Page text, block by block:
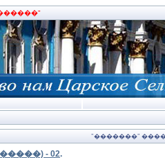
"�������"
- 02.